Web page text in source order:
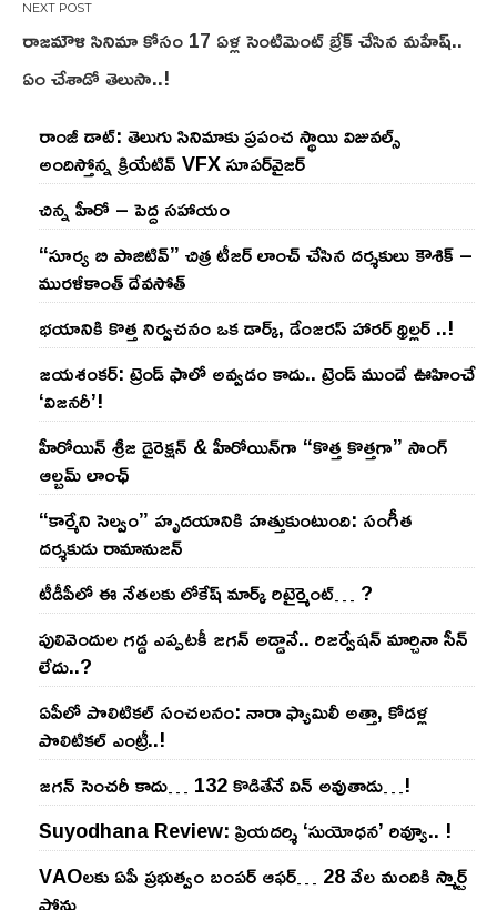
రాజ‌మౌళి సినిమా కోసం 17 ఏళ్ల సెంటిమెంట్ బ్రేక్ చేసిన మ‌హేష్‌..
ఏం చేశాడో తెలుసా..!
రాంజీ డాట్: తెలుగు సినిమాకు ప్రపంచ స్థాయి విజువల్స్
అందిస్తోన్న క్రియేటివ్ VFX సూపర్‌వైజర్
చిన్న హీరో – పెద్ద సహాయం
“సూర్య బి పాజిటివ్” చిత్ర టీజర్ లాంచ్ చేసిన‌ దర్శకులు కౌశిక్ –
మురళీకాంత్ దేవసోత్
భయానికి కొత్త నిర్వచనం ఒక డార్క్, డేంజరస్ హారర్ థ్రిల్లర్ ..!
జయశంకర్: ట్రెండ్‌ ఫాలో అవ్వడం కాదు.. ట్రెండ్‌ ముందే ఊహించే
‘విజనరీ’!
హీరోయిన్ శ్రీజ డైరెక్ష‌న్ & హీరోయిన్‌గా “కొత్త కొత్తగా” సాంగ్
ఆల్బమ్ లాంఛ్
“కార్మేని సెల్వం” హృదయానికి హత్తుకుంటుంది: సంగీత
దర్శకుడు రామానుజన్
టీడీపీలో ఈ నేత‌ల‌కు లోకేష్ మార్క్ రిటైర్మెంట్‌… ?
పులివెందుల గ‌డ్డ ఎప్ప‌ట‌కీ జ‌గ‌న్ అడ్డానే.. రిజ‌ర్వేష‌న్ మార్చినా సీన్
లేదు..?
ఏపీలో పొలిటిక‌ల్ సంచ‌ల‌నం: నారా ఫ్యామిలీ అత్తా, కోడ‌ళ్ల
పొలిటికల్ ఎంట్రీ..!
జ‌గ‌న్ సెంచ‌రీ కాదు… 132 కొడితేనే విన్ అవుతాడు…!
Suyodhana Review: ప్రియదర్శి ‘సుయోధన’ రివ్యూ.. !
VAOల‌కు ఏపీ ప్ర‌భుత్వం బంప‌ర్ ఆఫ‌ర్‌… 28 వేల మందికి స్మార్ట్